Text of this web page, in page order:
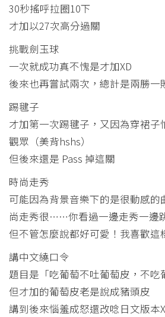
30秒搖呼拉圈10下
才加以27次高分過關
挑戰劍玉球
一次就成功真不愧是才加XD
後來也再嘗試兩次，總計是兩勝一
踢毽子
才加第一次踢毽子，又因為穿裙子
觀眾（美背hshs）
但後來還是 Pass 掉這關
時尚走秀
可能因為背景音樂下的是很動感的
尚走秀很……你看過一邊走秀一邊
但不管怎麼說都好可愛！我喜歡這
講中文繞口令
題目是「吃葡萄不吐葡萄皮，不吃
但才加的葡萄皮老是說成豬頭皮
講到後來惱羞成怒還改唸日文版本